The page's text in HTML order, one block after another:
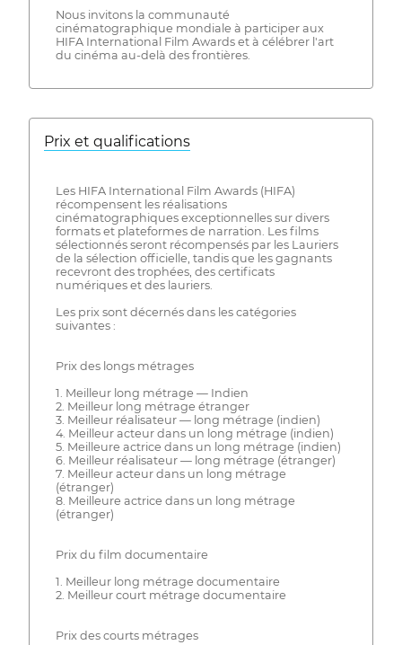
Nous invitons la communauté
cinématographique mondiale à participer aux
HIFA International Film Awards et à célébrer l'art
du cinéma au-delà des frontières.
Prix ​​et qualifications
Les HIFA International Film Awards (HIFA)
récompensent les réalisations
cinématographiques exceptionnelles sur divers
formats et plateformes de narration. Les films
sélectionnés seront récompensés par les Lauriers
de la sélection officielle, tandis que les gagnants
recevront des trophées, des certificats
numériques et des lauriers.
Les prix sont décernés dans les catégories
suivantes :
Prix des longs métrages
1. Meilleur long métrage — Indien
2. Meilleur long métrage étranger
3. Meilleur réalisateur — long métrage (indien)
4. Meilleur acteur dans un long métrage (indien)
5. Meilleure actrice dans un long métrage (indien)
6. Meilleur réalisateur — long métrage (étranger)
7. Meilleur acteur dans un long métrage
(étranger)
8. Meilleure actrice dans un long métrage
(étranger)
Prix du film documentaire
1. Meilleur long métrage documentaire
2. Meilleur court métrage documentaire
Prix des courts métrages